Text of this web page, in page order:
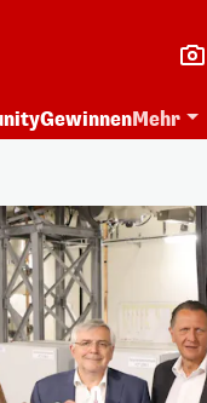
GewinnenMehr